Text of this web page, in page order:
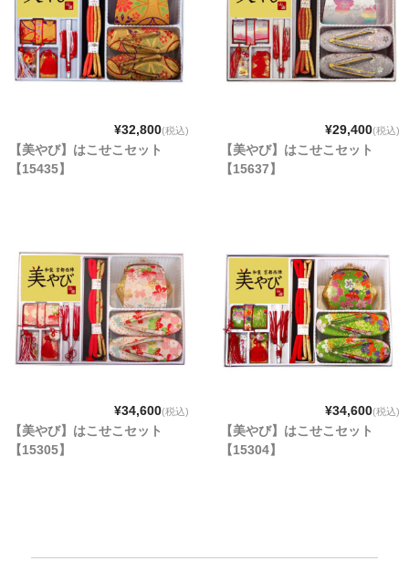
¥32,800(税込)
【美やび】はこせこセット
【15435】
¥29,400(税込)
【美やび】はこせこセット
【15637】
¥34,600(税込)
【美やび】はこせこセット
【15305】
¥34,600(税込)
【美やび】はこせこセット
【15304】